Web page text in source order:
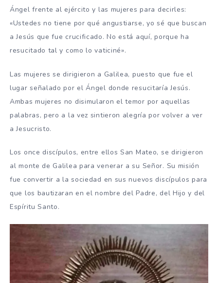
Ángel frente al ejército y las mujeres para decirles:
«Ustedes no tiene por qué angustiarse, yo sé que buscan
a Jesús que fue crucificado. No está aquí, porque ha
resucitado tal y como lo vaticiné».
Las mujeres se dirigieron a Galilea, puesto que fue el
lugar señalado por el Ángel donde resucitaría Jesús.
Ambas mujeres no disimularon el temor por aquellas
palabras, pero a la vez sintieron alegría por volver a ver
a Jesucristo.
Los once discípulos, entre ellos San Mateo, se dirigieron
al monte de Galilea para venerar a su Señor. Su misión
fue convertir a la sociedad en sus nuevos discípulos para
que los bautizaran en el nombre del Padre, del Hijo y del
Espíritu Santo.